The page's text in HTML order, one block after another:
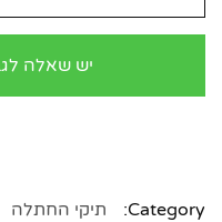
יש שאלה
Category:
תיקי החתלה